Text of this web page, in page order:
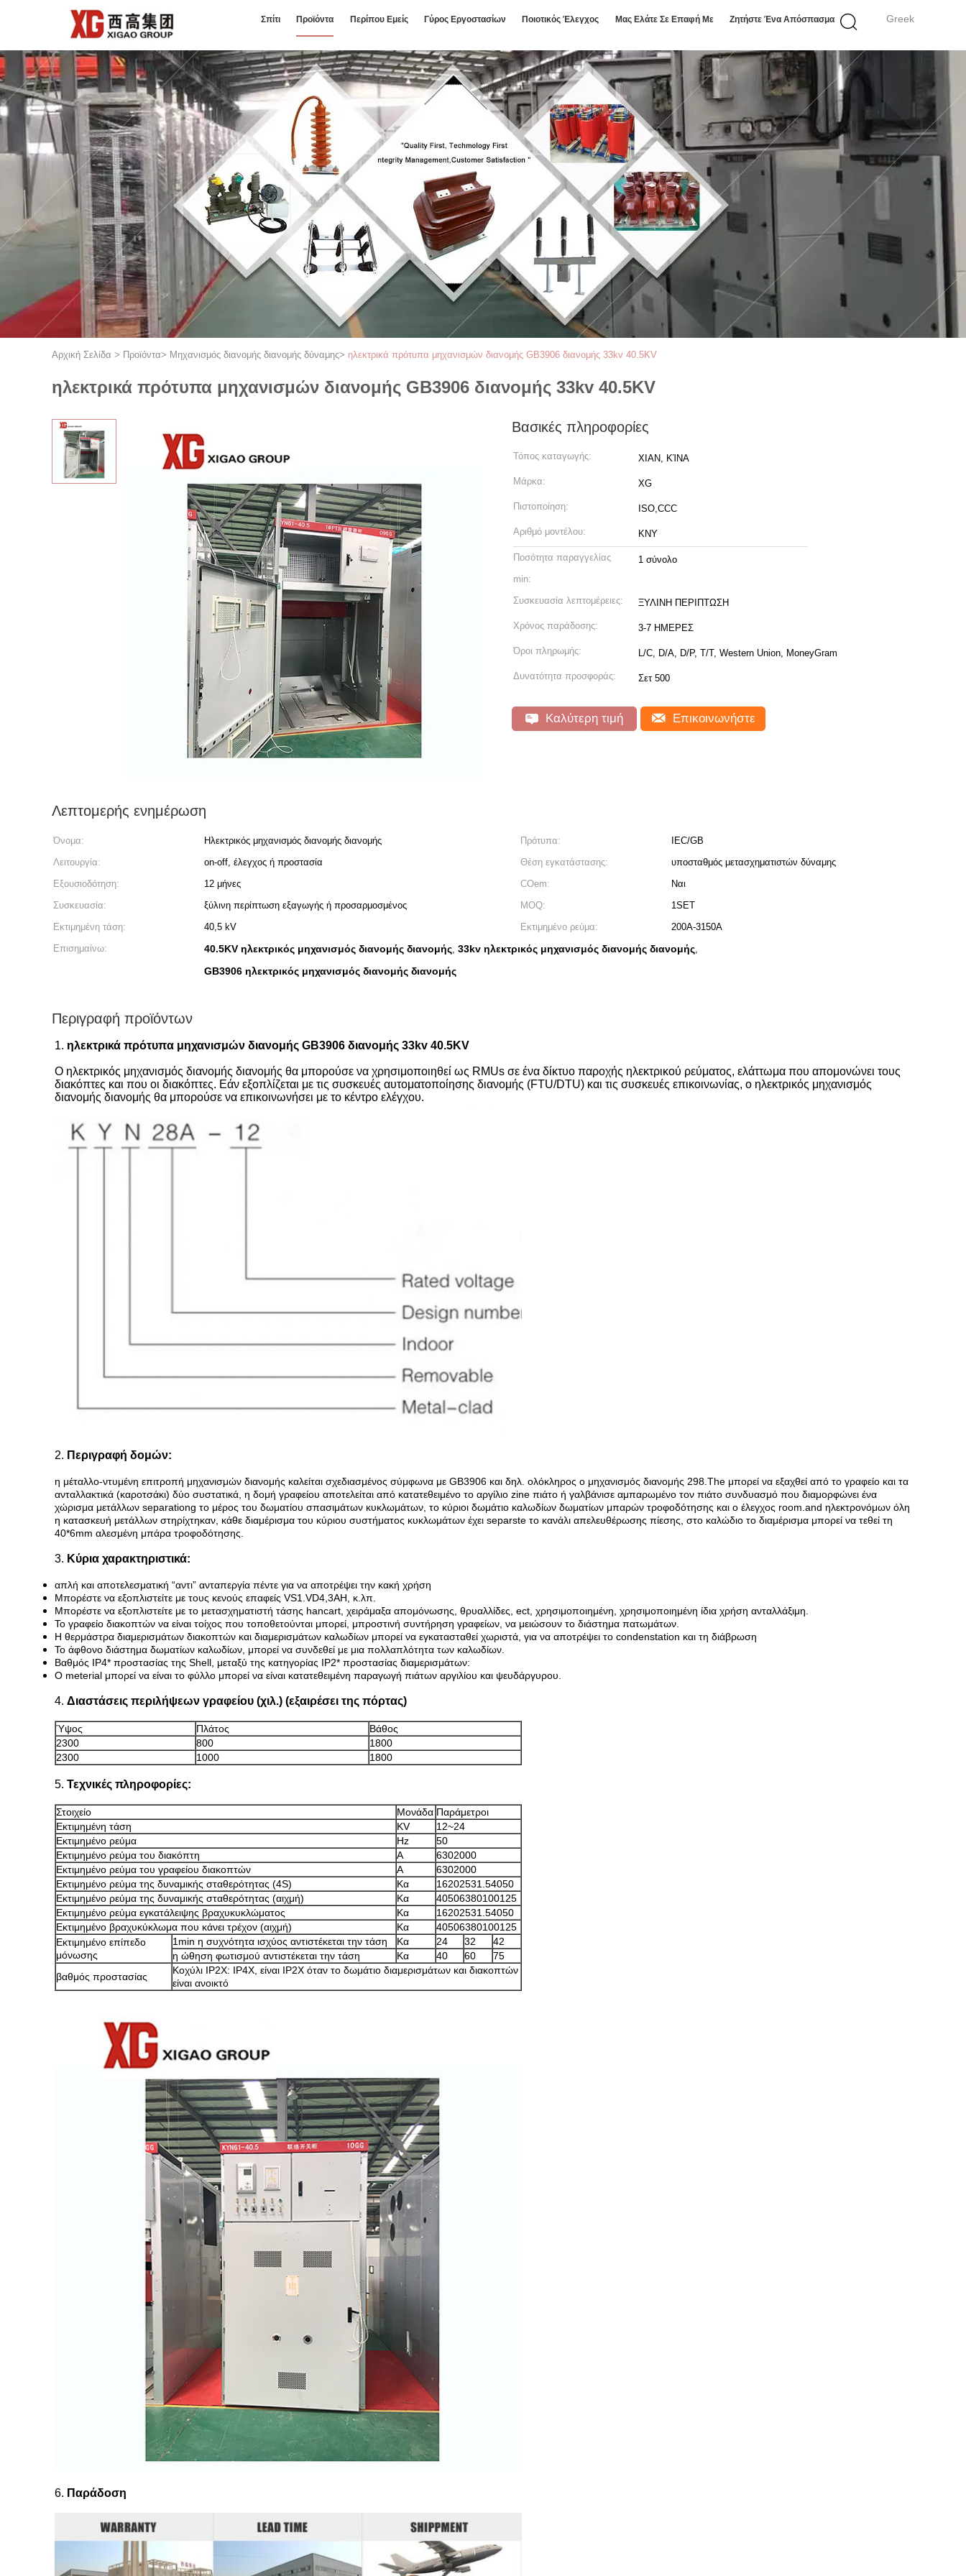
Greek
Σπίτι Προϊόντα Περίπου Εμείς Γύρος Εργοστασίων Ποιοτικός Έλεγχος Μας Ελάτε Σε Επαφή Με Ζητήστε Ένα Απόσπασμα
Αρχική Σελίδα > Προϊόντα> Μηχανισμός διανομής διανομής δύναμης> ηλεκτρικά πρότυπα μηχανισμών διανομής GB3906 διανομής 33kv 40.5KV
ηλεκτρικά πρότυπα μηχανισμών διανομής GB3906 διανομής 33kv 40.5KV
Βασικές πληροφορίες
Τόπος καταγωγής: XIAN, ΚΊΝΑ
Μάρκα: XG
Πιστοποίηση: ISO,CCC
Αριθμό μοντέλου: KNY
Ποσότητα παραγγελίας
min:
1 σύνολο
Συσκευασία λεπτομέρειες: ΞΥΛΙΝΗ ΠΕΡΙΠΤΩΣΗ
Χρόνος παράδοσης: 3-7 ΗΜΕΡΕΣ
Όροι πληρωμής: L/C, D/A, D/P, T/T, Western Union, MoneyGram
Δυνατότητα προσφοράς: Σετ 500
Καλύτερη τιμή Επικοινωνήστε
Λεπτομερής ενημέρωση
Όνομα: Ηλεκτρικός μηχανισμός διανομής διανομής Πρότυπα:
IEC/GB
Λειτουργία:
on-off, έλεγχος ή προστασία Θέση εγκατάστασης:
υποσταθμός μετασχηματιστών δύναμης
Εξουσιοδότηση:
12 μήνες COem:
Ναι
Συσκευασία:
ξύλινη περίπτωση εξαγωγής ή προσαρμοσμένος MOQ:
1SET
Εκτιμημένη τάση:
40,5 kV Εκτιμημένο ρεύμα:
200A-3150A
Επισημαίνω:
40.5KV ηλεκτρικός μηχανισμός διανομής διανομής, 33kv ηλεκτρικός μηχανισμός διανομής διανομής,
GB3906 ηλεκτρικός μηχανισμός διανομής διανομής
Περιγραφή προϊόντων
1. ηλεκτρικά πρότυπα μηχανισμών διανομής GB3906 διανομής 33kv 40.5KV
Ο ηλεκτρικός μηχανισμός διανομής διανομής θα μπορούσε να χρησιμοποιηθεί ως RMUs σε ένα δίκτυο παροχής ηλεκτρικού ρεύματος, ελάττωμα που απομονώνει τους
διακόπτες και που οι διακόπτες. Εάν εξοπλίζεται με τις συσκευές αυτοματοποίησης διανομής (FTU/DTU) και τις συσκευές επικοινωνίας, ο ηλεκτρικός μηχανισμός
διανομής διανομής θα μπορούσε να επικοινωνήσει με το κέντρο ελέγχου.
2. Περιγραφή δομών:
η μέταλλο-ντυμένη επιτροπή μηχανισμών διανομής καλείται σχεδιασμένος σύμφωνα με GB3906 και δηλ. ολόκληρος ο μηχανισμός διανομής 298.The μπορεί να εξαχθεί από το γραφείο και τα
ανταλλακτικά (καροτσάκι) δύο συστατικά, η δομή γραφείου αποτελείται από κατατεθειμένο το αργίλιο zine πιάτο ή γαλβάνισε αμπαρωμένο τον πιάτο συνδυασμό που διαμορφώνει ένα
χώρισμα μετάλλων separationg το μέρος του δωματίου σπασιμάτων κυκλωμάτων, το κύριοι δωμάτιο καλωδίων δωματίων μπαρών τροφοδότησης και ο έλεγχος room.and ηλεκτρονόμων όλη
η κατασκευή μετάλλων στηρίχτηκαν, κάθε διαμέρισμα του κύριου συστήματος κυκλωμάτων έχει separste το κανάλι απελευθέρωσης πίεσης, στο καλώδιο το διαμέρισμα μπορεί να τεθεί τη
40*6mm αλεσμένη μπάρα τροφοδότησης.
3. Κύρια χαρακτηριστικά:
απλή και αποτελεσματική “αντι” ανταπεργία πέντε για να αποτρέψει την κακή χρήση
Μπορέστε να εξοπλιστείτε με τους κενούς επαφείς VS1.VD4,3AH, κ.λπ.
Μπορέστε να εξοπλιστείτε με το μετασχηματιστή τάσης hancart, χειράμαξα απομόνωσης, θρυαλλίδες, ect, χρησιμοποιημένη, χρησιμοποιημένη ίδια χρήση ανταλλάξιμη.
Το γραφείο διακοπτών να είναι τοίχος που τοποθετούνται μπορεί, μπροστινή συντήρηση γραφείων, να μειώσουν το διάστημα πατωμάτων.
Η θερμάστρα διαμερισμάτων διακοπτών και διαμερισμάτων καλωδίων μπορεί να εγκατασταθεί χωριστά, για να αποτρέψει το condenstation και τη διάβρωση
Το άφθονο διάστημα δωματίων καλωδίων, μπορεί να συνδεθεί με μια πολλαπλότητα των καλωδίων.
Βαθμός IP4* προστασίας της Shell, μεταξύ της κατηγορίας IP2* προστασίας διαμερισμάτων:
Ο meterial μπορεί να είναι το φύλλο μπορεί να είναι κατατεθειμένη παραγωγή πιάτων αργιλίου και ψευδάργυρου.
4. Διαστάσεις περιλήψεων γραφείου (χιλ.) (εξαιρέσει της πόρτας)
Ύψος Πλάτος
Βάθος
2300
800
1800
2300
1000 1800
5. Τεχνικές πληροφορίες:
Στοιχείο Μονάδα Παράμετροι
Εκτιμημένη τάση
KV
12~24
Εκτιμημένο ρεύμα
Hz
50
Εκτιμημένο ρεύμα του διακόπτη
Α
6302000
Εκτιμημένο ρεύμα του γραφείου διακοπτών
Α
6302000
Εκτιμημένο ρεύμα της δυναμικής σταθερότητας (4S)
Κα
16202531.54050
Εκτιμημένο ρεύμα της δυναμικής σταθερότητας (αιχμή)
Κα
40506380100125
Εκτιμημένο ρεύμα εγκατάλειψης βραχυκυκλώματος
Κα
16202531.54050
Εκτιμημένο βραχυκύκλωμα που κάνει τρέχον (αιχμή)
Κα
40506380100125
Εκτιμημένο επίπεδο
μόνωσης
1min η συχνότητα ισχύος αντιστέκεται την τάση Κα 24 32
42
η ώθηση φωτισμού αντιστέκεται την τάση
Κα 40 60
75
βαθμός προστασίας
Κοχύλι IP2X: IP4X, είναι IP2X όταν το δωμάτιο διαμερισμάτων και διακοπτών
είναι ανοικτό
6. Παράδοση